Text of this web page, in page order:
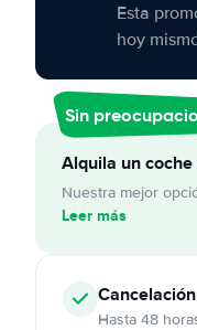
Esta
hoy
Sin
Alquila un
Nuestra mejor
Leer más
Cancelación
Hasta 48